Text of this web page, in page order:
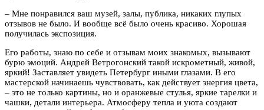
– Мне понравился ваш музей, залы, публика, никаких глупых
отзывов не было. И вообще всё было очень красиво. Хорошая
получилась экспозиция.
Его работы, знаю по себе и отзывам моих знакомых, вызывают
бурю эмоций. Андрей Ветрогонский такой искрометный, живой,
яркий! Заставляет увидеть Петербург иными глазами. В его
мастерской начинаешь чувствовать, как действует энергия цвета,
– это не только картины, но и оранжевые стулья, яркие тарелки и
чашки, детали интерьера. Атмосферу тепла и уюта создают